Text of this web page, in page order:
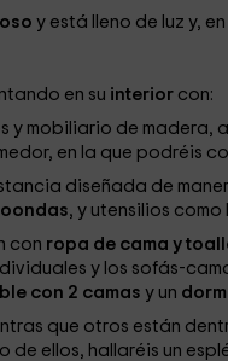
y está lleno de luz y,
en su interior con:
y mobiliario de madera,
en la que podréis
diseñada de
, y utensilios como
con ropa de cama y
y los sofás-
con 2 camas y un
que otros están
de ellos, hallaréis un